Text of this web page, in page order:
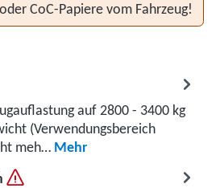
CoC-Papiere vom Fahrzeug!
auf 2800 - 3400 kg
(Verwendungsbereich
meh… Mehr